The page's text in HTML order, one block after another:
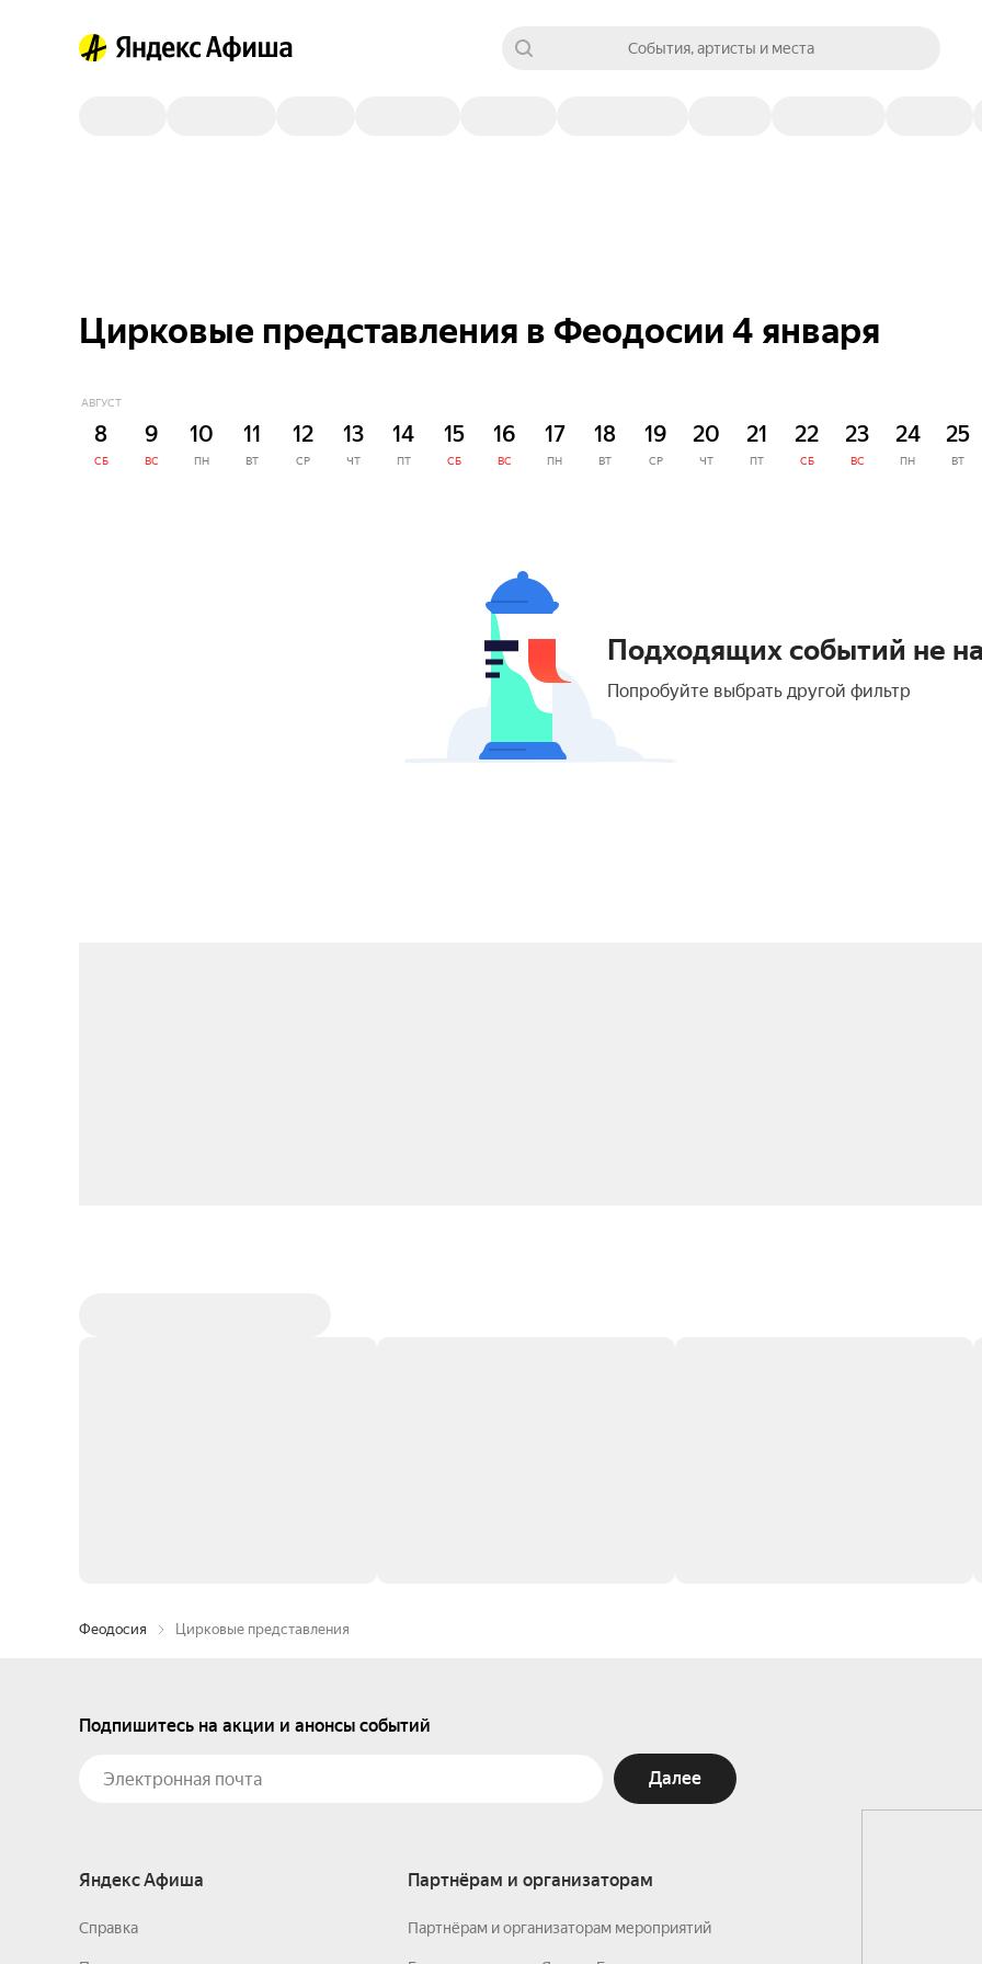
События, артисты и места
Цирковые представления в Феодосии 4 января
АВГУСТ
8
СБ
9
ВС
10
ПН
11
ВТ
12
СР
13
ЧТ
14
ПТ
15
СБ
16
ВС
17
ПН
18
ВТ
19
СР
20
ЧТ
21
ПТ
22
СБ
23
ВС
24
ПН
25
ВТ
Подходящих событий не
Попробуйте выбрать другой фильтр
Феодосия Цирковые представления
Подпишитесь на акции и анонсы событий
Далее
Яндекс Афиша
Справка
Партнёрам и организаторам
Партнёрам и организаторам мероприятий